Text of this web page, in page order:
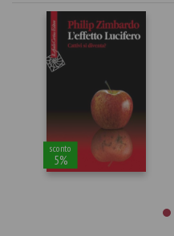
sconto
5%